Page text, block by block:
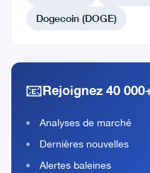
#110 Tezos
Decred
DCR
#109
Dogecoin (DOGE)
📧Rejoignez 40
Analyses de marché
Dernières nouvelles
Alertes baleines